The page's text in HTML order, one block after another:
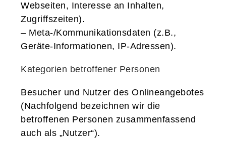
Webseiten, Interesse an Inhalten,
Zugriffszeiten).
– Meta-/Kommunikationsdaten (z.B.,
Geräte-Informationen, IP-Adressen).
Kategorien betroffener Personen
Besucher und Nutzer des Onlineangebotes
(Nachfolgend bezeichnen wir die
betroffenen Personen zusammenfassend
auch als „Nutzer“).